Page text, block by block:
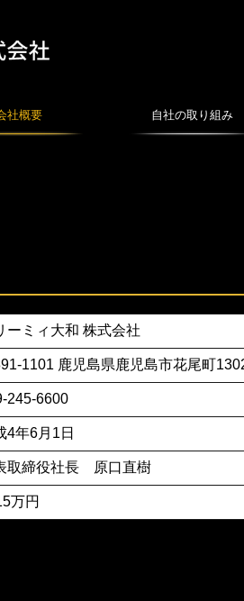
社概要 自社の取り組み
ーミィ大和 株式会社
1101 鹿児島県鹿児島市花尾町
245-6600
4年6月1日
取締役社長 原口直樹
万円